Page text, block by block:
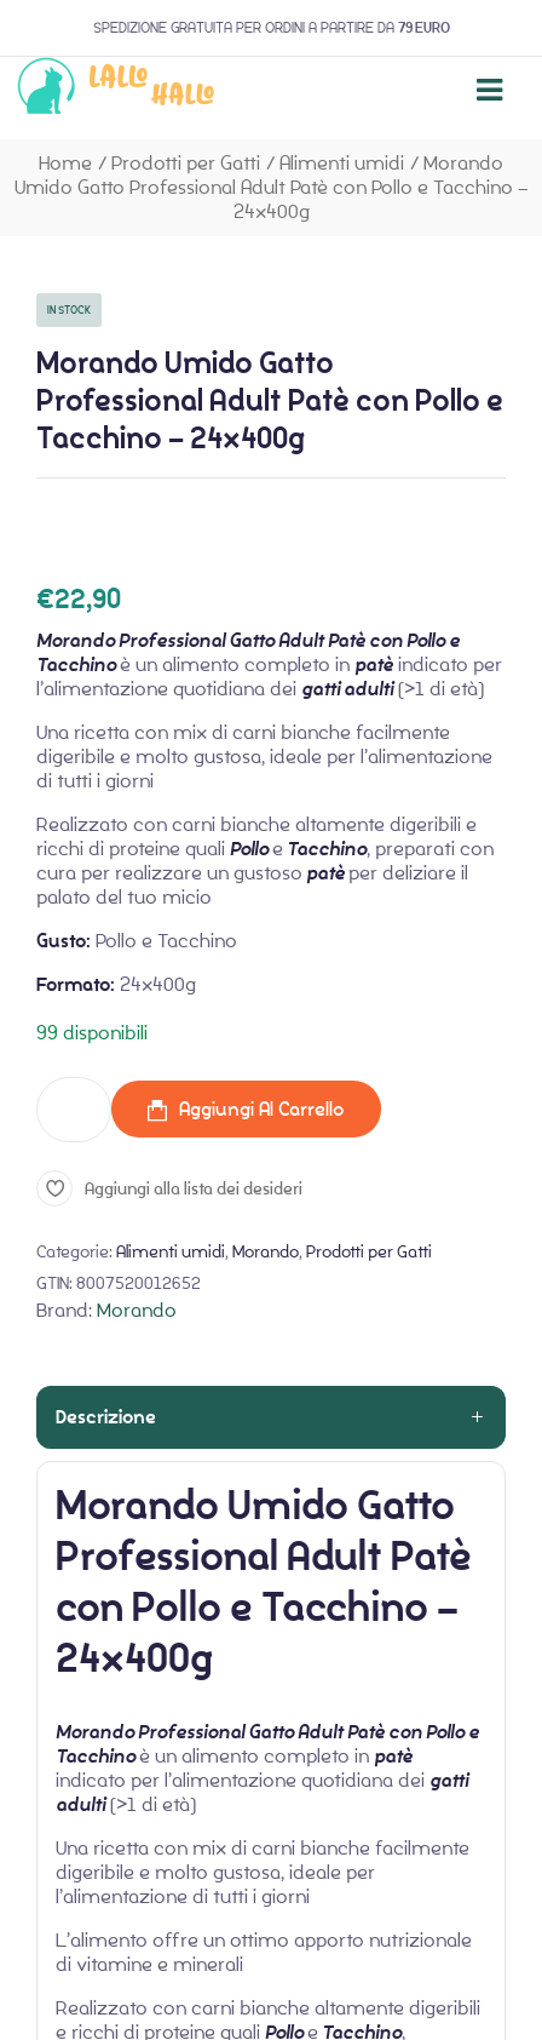
SPEDIZIONE GRATUITA PER ORDINI A PARTIRE DA 79 EURO
Home / Prodotti per Gatti / Alimenti umidi / Morando
Umido Gatto Professional Adult Patè con Pollo e Tacchino –
24x400g
IN STOCK
Morando Umido Gatto
Professional Adult Patè con Pollo e
Tacchino – 24x400g
€22,90
Morando Professional Gatto Adult Patè con Pollo e
Tacchinoè un alimento completo in patèindicato per
l’alimentazione quotidiana dei gatti adulti(>1 di età)
Una ricetta con mix di carni bianche facilmente
digeribile e molto gustosa, ideale per l’alimentazione
di tutti i giorni
Realizzato con carni bianche altamente digeribili e
ricchi di proteine qualiPolloe Tacchino, preparati con
cura per realizzare un gustoso patèper deliziare il
palato del tuo micio
Gusto: Pollo e Tacchino
Formato: 24x400g
99 disponibili
Aggiungi Al Carrello
Aggiungi alla lista dei desideri
Categorie: Alimenti umidi, Morando, Prodotti per Gatti
GTIN: 8007520012652
Brand:Morando
Descrizione
Morando Umido Gatto
Professional Adult Patè
con Pollo e Tacchino –
24x400g
Morando Professional Gatto Adult Patè con Pollo e
Tacchinoè un alimento completo in patè
indicato per l’alimentazione quotidiana dei gatti
adulti(>1 di età)
Una ricetta con mix di carni bianche facilmente
digeribile e molto gustosa, ideale per
l’alimentazione di tutti i giorni
L’alimento offre un ottimo apporto nutrizionale
di vitamine e minerali
Realizzato con carni bianche altamente digeribili
e ricchi di proteine qualiPolloe Tacchino,